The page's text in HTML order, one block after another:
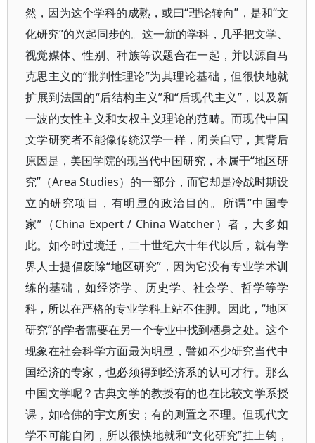
然，因为这个学科的成熟，或曰“理论转向”，是和“文
化研究”的兴起同步的。这一新的学科，几乎把文学、
视觉媒体、性别、种族等议题合在一起，并以源自马
克思主义的“批判性理论”为其理论基础，但很快地就
扩展到法国的“后结构主义”和“后现代主义”，以及新
一波的女性主义和女权主义理论的范畴。而现代中国
文学研究者不能像传统汉学一样，闭关自守，其背后
原因是，美国学院的现当代中国研究，本属于“地区研
究”（Area Studies）的一部分，而它却是冷战时期设
立的研究项目，有明显的政治目的。所谓“中国专
家”（China Expert / China Watcher）者，大多如
此。如今时过境迁，二十世纪六十年代以后，就有学
界人士提倡废除“地区研究”，因为它没有专业学术训
练的基础，如经济学、历史学、社会学、哲学等学
科，所以在严格的专业学科上站不住脚。因此，“地区
研究”的学者需要在另一个专业中找到栖身之处。这个
现象在社会科学方面最为明显，譬如不少研究当代中
国经济的专家，也必须得到经济系的认可才行。那么
中国文学呢？古典文学的教授有的也在比较文学系授
课，如哈佛的宇文所安；有的则置之不理。但现代文
学不可能自闭，所以很快地就和“文化研究”挂上钩，